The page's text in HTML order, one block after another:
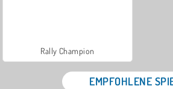
Rally Champion
EMPFOHLENE